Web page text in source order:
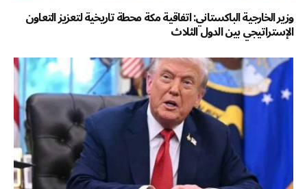
وزير الخارجية الباكستاني: اتفاقية مكة محطة تاريخية لتعزيز التعاون
الإستراتيجي بين الدول الثلاث